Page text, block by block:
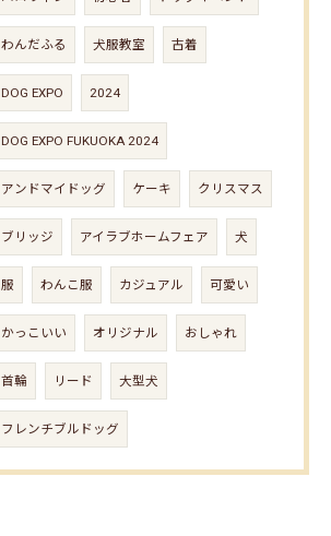
わんだふる 犬服教室 古着
DOG EXPO 2024
DOG EXPO FUKUOKA 2024
アンドマイドッグ ケーキ クリスマス
ブリッジ アイラブホームフェア 犬
服 わんこ服 カジュアル 可愛い
かっこいい オリジナル おしゃれ
首輪 リード 大型犬
フレンチブルドッグ